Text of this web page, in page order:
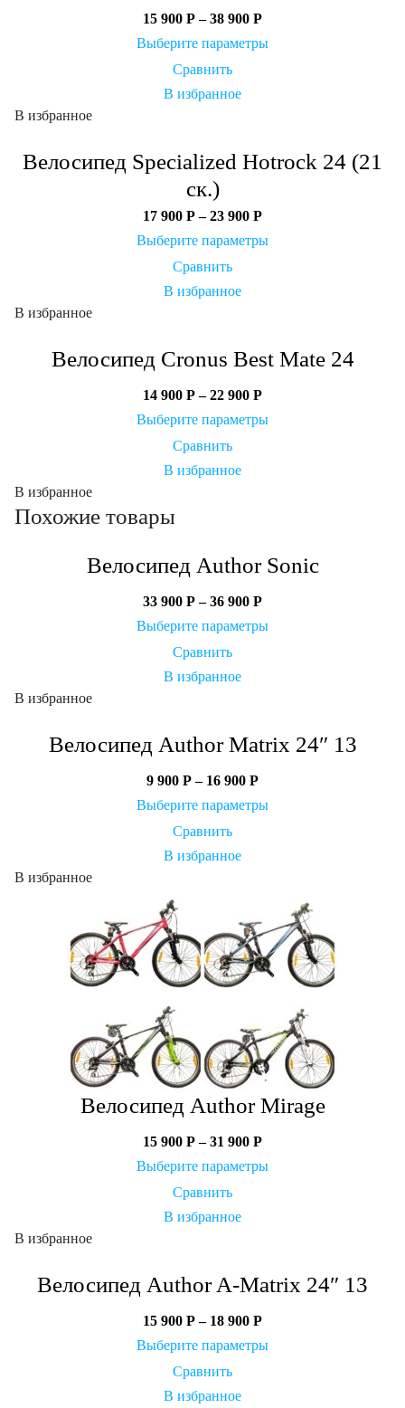
15 900 Р–38 900 Р
Выберите параметры
Сравнить
В избранное
В избранное
Велосипед Specialized Hotrock 24 (21
ск.)
17 900 Р–23 900 Р
Выберите параметры
Сравнить
В избранное
В избранное
Велосипед Cronus Best Mate 24
14 900 Р–22 900 Р
Выберите параметры
Сравнить
В избранное
В избранное
Похожие товары
Велосипед Author Sonic
33 900 Р–36 900 Р
Выберите параметры
Сравнить
В избранное
В избранное
Велосипед Author Matrix 24″ 13
9 900 Р– 16 900 Р
Выберите параметры
Сравнить
В избранное
В избранное
Велосипед Author Mirage
15 900 Р–31 900 Р
Выберите параметры
Сравнить
В избранное
В избранное
Велосипед Author A-Matrix 24″ 13
15 900 Р– 18 900 Р
Выберите параметры
Сравнить
В избранное